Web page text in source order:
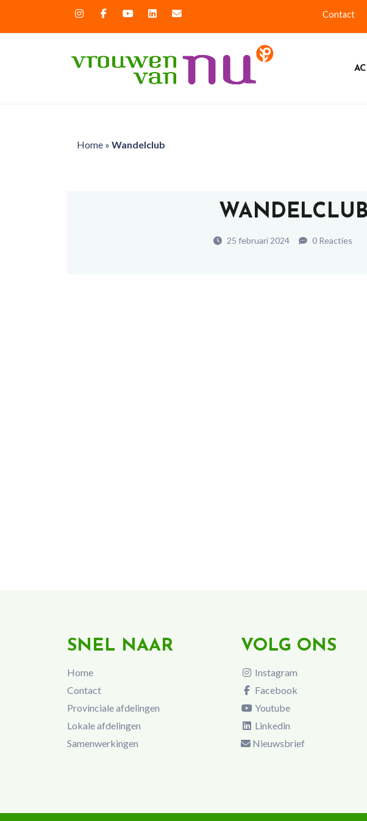
Contact
Home» Wandelclub
WANDELCLUB
25 februari 2024 0 Reacties
SNEL NAAR
Home
Contact
Provinciale afdelingen
Lokale afdelingen
Samenwerkingen
VOLG ONS
Instagram
Facebook
Youtube
Linkedin
Nieuwsbrief